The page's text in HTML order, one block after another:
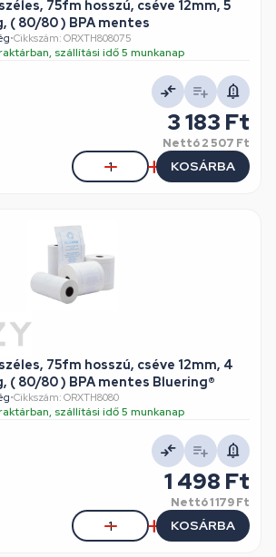
75fm hosszú, cséve 12mm, 5
( 80/80 ) BPA mentes
•Cikkszám: ORXTH808075
szállítási idő 5 munkanap
3 183 Ft
Nettó2 507 Ft
KOSÁRBA
75fm hosszú, cséve 12mm, 4
( 80/80 ) BPA mentes Bluering®
•Cikkszám: ORXTH8080
szállítási idő 5 munkanap
1 498 Ft
Nettó1 179 Ft
KOSÁRBA